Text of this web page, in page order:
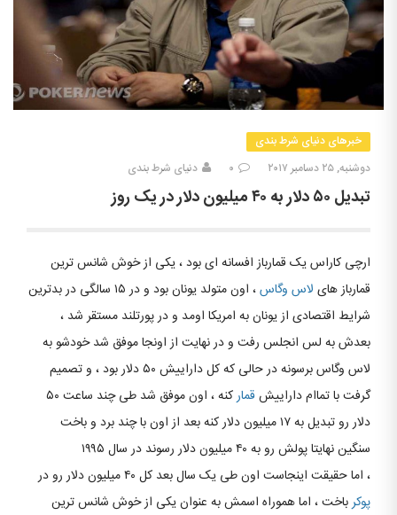
خبرهای دنیای شرط بندی
دوشنبه, ۲۵ دسامبر ۲۰۱۷
۰ دنیای شرط بندی
تبدیل ۵۰ دلار به ۴۰ میلیون دلار در یک روز
ارچی کاراس یک قمارباز افسانه ای بود ، یکی از خوش شانس ترین
قمارباز های لاس وگاس
، اون متولد یونان بود و در ۱۵ سالگی در بدترین
شرایط اقتصادی از یونان به امریکا اومد و در پورتلند مستقر شد ،
بعدش به لس انجلس رفت و در نهایت از اونجا موفق شد خودشو به
لاس وگاس برسونه در حالی که کل داراییش ۵۰ دلار بود ، و تصمیم
گرفت با تماام داراییش قمار
کنه ، اون موفق شد طی چند ساعت ۵۰
دلار رو تبدیل به ۱۷ میلیون دلار کنه بعد از اون با چند برد و باخت
سنگین نهایتا پولش رو به ۴۰ میلیون دلار رسوند در سال ۱۹۹۵
، اما حقیقت اینجاست اون طی یک سال بعد کل ۴۰ میلیون دلار رو در
پوکرباخت ، اما هموراه اسمش به عنوان یکی از خوش شانس ترین